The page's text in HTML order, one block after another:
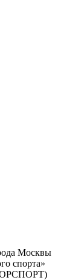
Москвы
спорта»